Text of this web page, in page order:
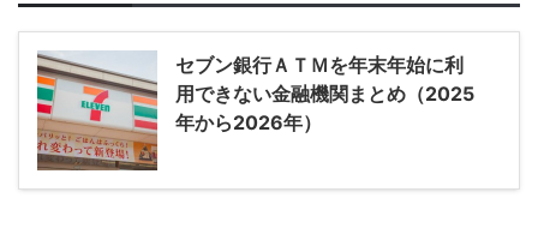
セブン銀行ＡＴＭを年末年始に利
用できない金融機関まとめ（2025
年から2026年）